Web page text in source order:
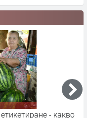
- какво